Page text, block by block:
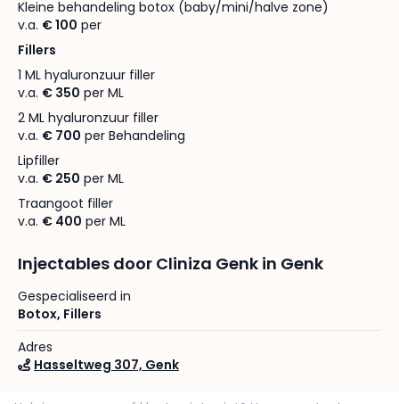
Kleine behandeling botox (baby/mini/halve zone)
v.a. € 100 per
Fillers
1 ML hyaluronzuur filler
v.a. € 350 per ML
2 ML hyaluronzuur filler
v.a. € 700 per Behandeling
Lipfiller
v.a. € 250 per ML
Traangoot filler
v.a. € 400 per ML
Injectables door Cliniza Genk in Genk
Gespecialiseerd in
Botox, Fillers
Adres
Hasseltweg 307, Genk